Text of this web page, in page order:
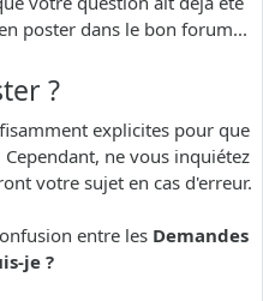
poster dans le bon forum...
?
explicites pour que
ne vous inquiétez
votre sujet en cas d'erreur.
entre les Demandes
je ?